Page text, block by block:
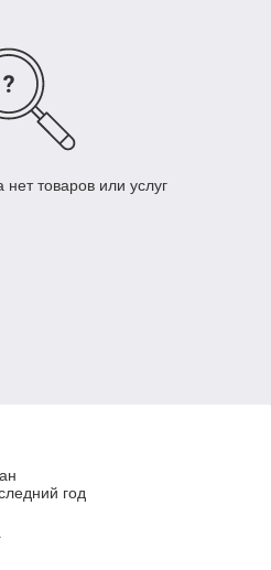
товаров или услуг
год